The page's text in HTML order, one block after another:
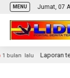
MENU Jumat, 07
lalu Laporan